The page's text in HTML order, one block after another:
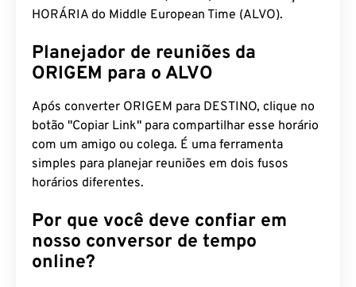
HORÁRIA do Middle European Time (ALVO).
Planejador de reuniões da
ORIGEM para o ALVO
Após converter ORIGEM para DESTINO, clique no
botão "Copiar Link" para compartilhar esse horário
com um amigo ou colega. É uma ferramenta
simples para planejar reuniões em dois fusos
horários diferentes.
Por que você deve confiar em
nosso conversor de tempo
online?